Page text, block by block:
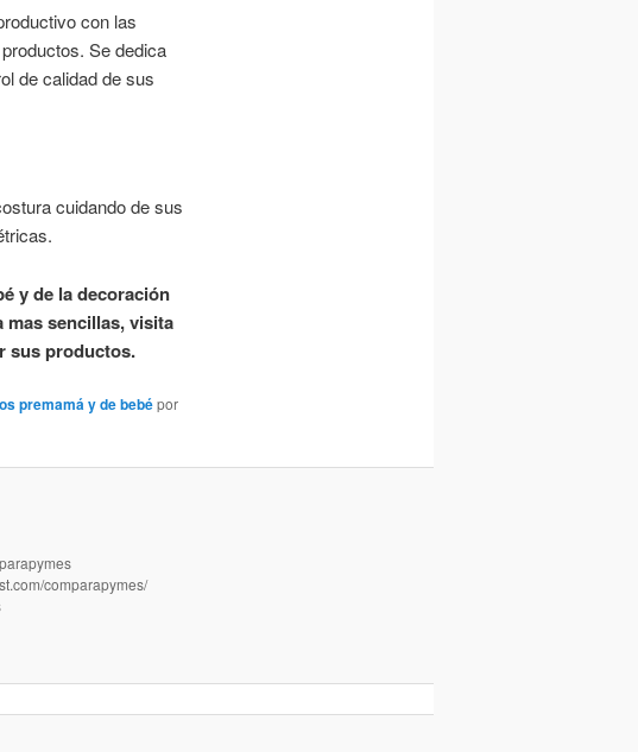
con las
Se dedica
de calidad de sus
cuidando de sus
y de la decoración
mas sencillas, visita
sus productos.
premamá y de bebépor
comparapymes/